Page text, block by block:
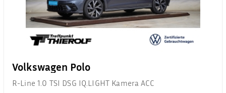
Volkswagen Polo
R-Line 1.0 TSI DSG IQ.LIGHT Kamera ACC